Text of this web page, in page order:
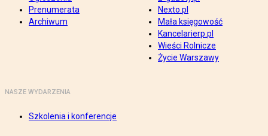
Prenumerata
Archiwum
Nexto.pl
Mała księgowość
Kancelarierp.pl
Wieści Rolnicze
Życie Warszawy
NASZE WYDARZENIA
Szkolenia i konferencje